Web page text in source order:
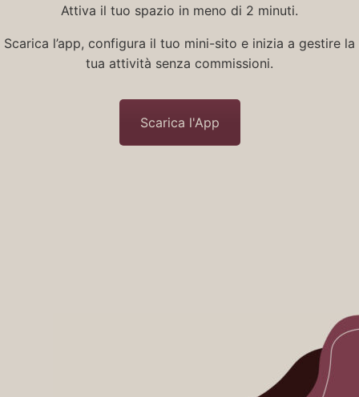
Attiva il tuo spazio in meno di 2 minuti.
Scarica l’app, configura il tuo mini-sito e inizia a gestire la
tua attività senza commissioni.
Scarica l'App